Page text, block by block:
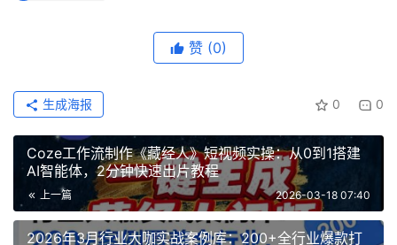
赞 (0)
0 0
生成海报
Coze工作流制作《藏经人》短视频实操：从0到1搭建
AI智能体，2分钟快速出片教程
上一篇 2026-03-18 07:40
2026年3月行业大咖实战案例库：200+全行业爆款打